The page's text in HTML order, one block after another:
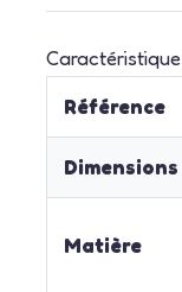
Référence
Dimensions
Matière